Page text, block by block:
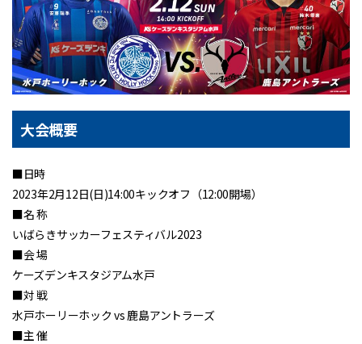
大会概要
■日時
2023年2月12日(日)14:00キックオフ（12:00開場）
■名 称
いばらきサッカーフェスティバル2023
■会 場
ケーズデンキスタジアム水戸
■対 戦
水戸ホーリーホック vs 鹿島アントラーズ
■主 催